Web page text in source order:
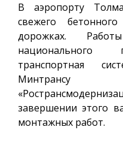
В аэропорту
свежего
дорожках.
национального
транспортная
завершении этого
монтажных работ.